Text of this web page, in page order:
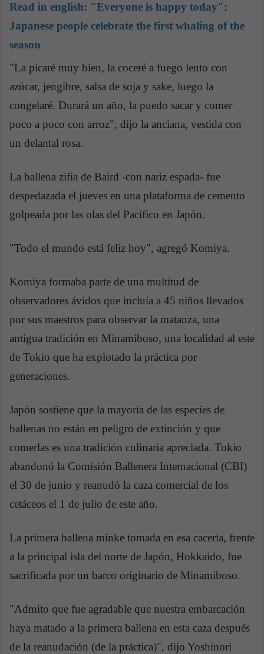
Read in english: "Everyone is happy today":
Japanese people celebrate the first whaling of the
season
"La picaré muy bien, la coceré a fuego lento con
azúcar, jengibre, salsa de soja y sake, luego la
congelaré. Durará un año, la puedo sacar y comer
poco a poco con arroz", dijo la anciana, vestida con
un delantal rosa.
La ballena zifia de Baird -con nariz espada- fue
despedazada el jueves en una plataforma de cemento
golpeada por las olas del Pacífico en Japón.
"Todo el mundo está feliz hoy", agregó Komiya.
Komiya formaba parte de una multitud de
observadores ávidos que incluía a 45 niños llevados
por sus maestros para observar la matanza, una
antigua tradición en Minamiboso, una localidad al este
de Tokio que ha explotado la práctica por
generaciones.
Japón sostiene que la mayoría de las especies de
ballenas no están en peligro de extinción y que
comerlas es una tradición culinaria apreciada. Tokio
abandonó la Comisión Ballenera Internacional (CBI)
el 30 de junio y reanudó la caza comercial de los
cetáceos el 1 de julio de este año.
La primera ballena minke tomada en esa cacería, frente
a la principal isla del norte de Japón, Hokkaido, fue
sacrificada por un barco originario de Minamiboso.
"Admito que fue agradable que nuestra embarcación
haya matado a la primera ballena en esta caza después
de la reanudación (de la práctica)", dijo Yoshinori